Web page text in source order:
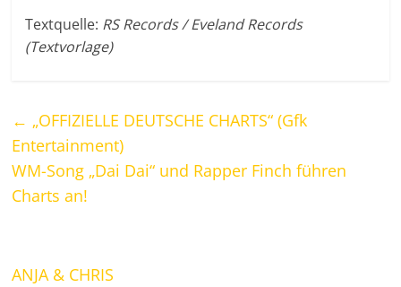
Textquelle: RS Records / Eveland Records
(Textvorlage)
← „OFFIZIELLE DEUTSCHE CHARTS“ (Gfk
Entertainment)
WM-Song „Dai Dai“ und Rapper Finch führen
Charts an!
ANJA & CHRIS